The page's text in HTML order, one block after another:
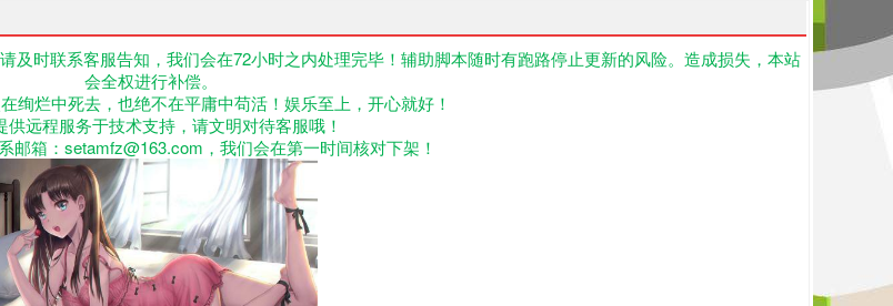
段购买的绝地求生游戏账号,正版绝地求生国际服下载,我们为大玩家准备了吃鸡便宜的永久黑号,PUBG黑号平台等待你
求生黑号是指使用非法手段,不正当的消费手段购买的绝地求生游戏账号,绝地求生国际服mk14皮肤,我们为大玩家准备
绝地求生免费的账号,绝地求生黑号是指使用非法手段,不正当的消费手段购买的绝地求生游戏账号
PUBG便宜的账号,绝地求生黑号是指使用非法手段,
时联系客服告知，我们会在72小时之内处理完毕！辅助脚本随时有跑路停止更新的风险。造成损失，本站
会全权进行补偿。
绚烂中死去，也绝不在平庸中苟活！娱乐至上，开心就好！
供远程服务于技术支持，请文明对待客服哦！
邮箱：setamfz@163.com，我们会在第一时间核对下架！